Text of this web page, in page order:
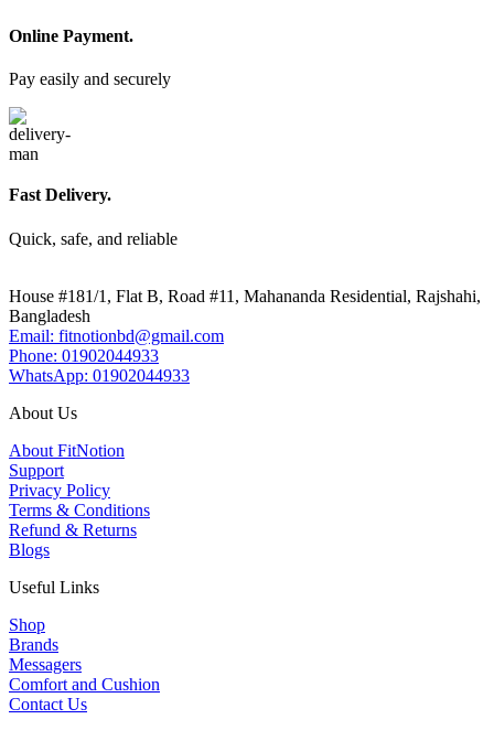
Online Payment.
Pay easily and securely
Fast Delivery.
Quick, safe, and reliable
House #181/1, Flat B, Road #11, Mahananda Residential, Rajshahi,
Bangladesh
Email: fitnotionbd@gmail.com
Phone: 01902044933
WhatsApp: 01902044933
About Us
About FitNotion
Support
Privacy Policy
Terms & Conditions
Refund & Returns
Blogs
Useful Links
Shop
Brands
Messagers
Comfort and Cushion
Contact Us